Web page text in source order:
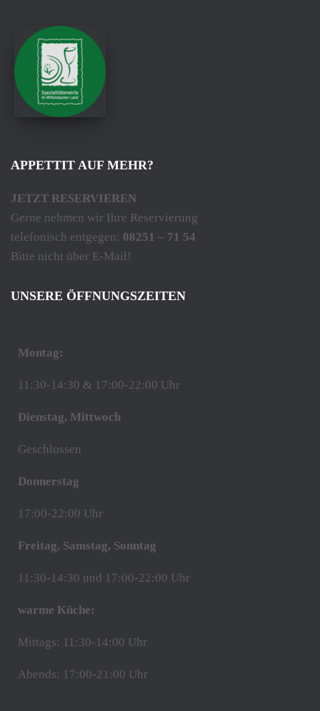
APPETTIT AUF MEHR?
JETZT RESERVIEREN
Gerne nehmen wir Ihre Reservierung
telefonisch entgegen: 08251 – 71 54
Bitte nicht über E-Mail!
UNSERE ÖFFNUNGSZEITEN
Montag:
11:30-14:30 & 17:00-22:00 Uhr
Dienstag, Mittwoch
Geschlossen
Donnerstag
17:00-22:00 Uhr
Freitag, Samstag, Sonntag
11:30-14:30 und 17:00-22:00 Uhr
warme Küche:
Mittags: 11:30-14:00 Uhr
Abends: 17:00-21:00 Uhr